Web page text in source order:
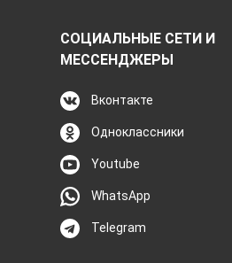
СОЦИАЛЬНЫЕ СЕТИ И
МЕССЕНДЖЕРЫ
Вконтакте
Одноклассники
Youtube
WhatsApp
Telegram